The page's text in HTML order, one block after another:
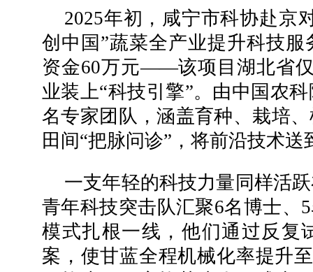
2025年初，咸宁市科协赴京
创中国”蔬菜全产业提升科技
资金60万元——该项目湖北省
业装上“科技引擎”。由中国农
名专家团队，涵盖育种、栽培
田间“把脉问诊”，将前沿技术送
一支年轻的科技力量同样活
青年科技突击队汇聚6名博士、
模式扎根一线，他们通过反复
案，使甘蓝全程机械化率提升